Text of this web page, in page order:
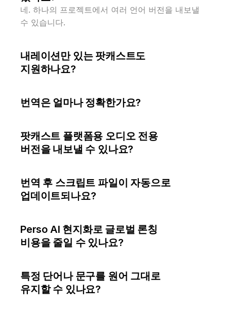
네. 하나의 프로젝트에서 여러 언어 버전을 내보낼
수 있습니다.
내레이션만 있는 팟캐스트도
지원하나요?
번역은 얼마나 정확한가요?
팟캐스트 플랫폼용 오디오 전용
버전을 내보낼 수 있나요?
번역 후 스크립트 파일이 자동으로
업데이트되나요?
Perso AI 현지화로 글로벌 론칭
비용을 줄일 수 있나요?
특정 단어나 문구를 원어 그대로
유지할 수 있나요?